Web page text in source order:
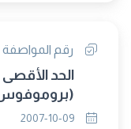
رقم المواصفة 2075 / 1992
الحد الأقصى
(بروموفوس